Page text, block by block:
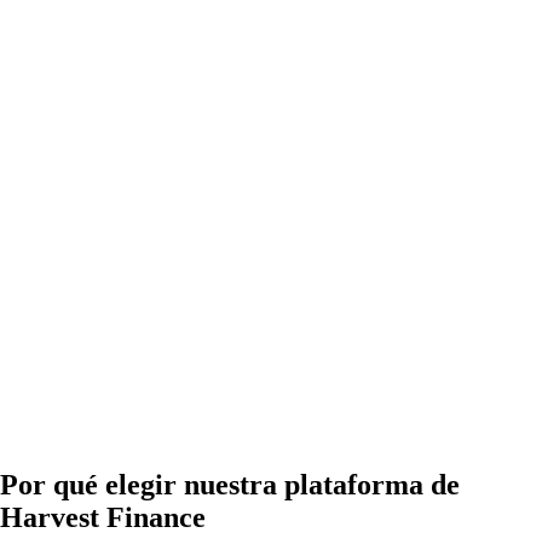
Por qué elegir nuestra plataforma de
Harvest Finance